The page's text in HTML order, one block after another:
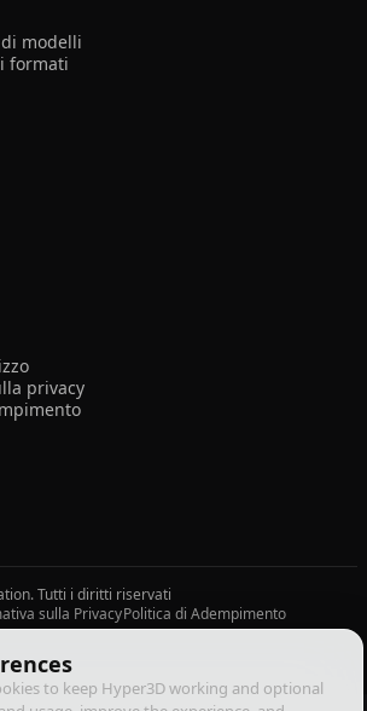
to keep Hyper3D working and optional
modelli
formati
privacy
Tutti i diritti riservati
sulla PrivacyPolitica di Adempimento